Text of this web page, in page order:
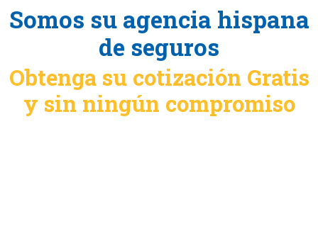
Somos su agencia hispana
de seguros
Obtenga su cotización Gratis
y sin ningún compromiso